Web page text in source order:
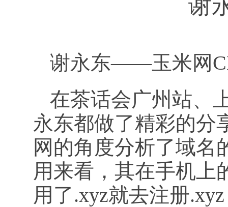
谢
谢永东——玉米网
在茶话会广州站、
永东都做了精彩的分
网的角度分析了域名
用来看，其在手机上
用了.xyz就去注册